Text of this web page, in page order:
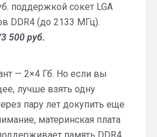
поддержкой сокет LGA
DDR4 (до 2133 МГц).
500 руб.
— 2×4 Гб. Но если вы
лучше взять одну
пару лет докупить еще
материнская плата